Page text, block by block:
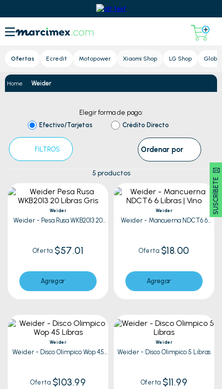
Ofertas Ecredit Motopower Xiaomi Shop LG Shop Global
SUSCRÍBETE 🖂
Weider
Elegir forma de pago:
Efectivo/Tarjetas
Crédito Directo
FILTROS Ordenar por
5 productos
Weider
Weider - Pesa Rusa WKB2013 20
Oferta $57.01
Agregar
Weider
Weider - Mancuerna NDCT6 6
Oferta $18.00
Agregar
Weider
Weider - Disco Olimpico Wop 45
Oferta $103.99
Weider
Weider - Disco Olimpico 5 Libras
Oferta $11.99